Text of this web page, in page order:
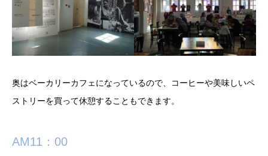
奥はベーカリーカフェになっているので、コーヒーや美味しいペ
ストリーを買って休憩することもできます。
AM11：00